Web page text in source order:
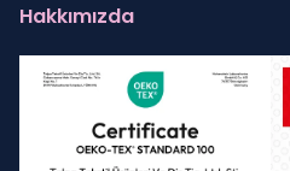
Hakkımızda